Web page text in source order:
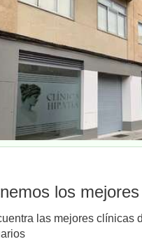
los
las mejores clínicas